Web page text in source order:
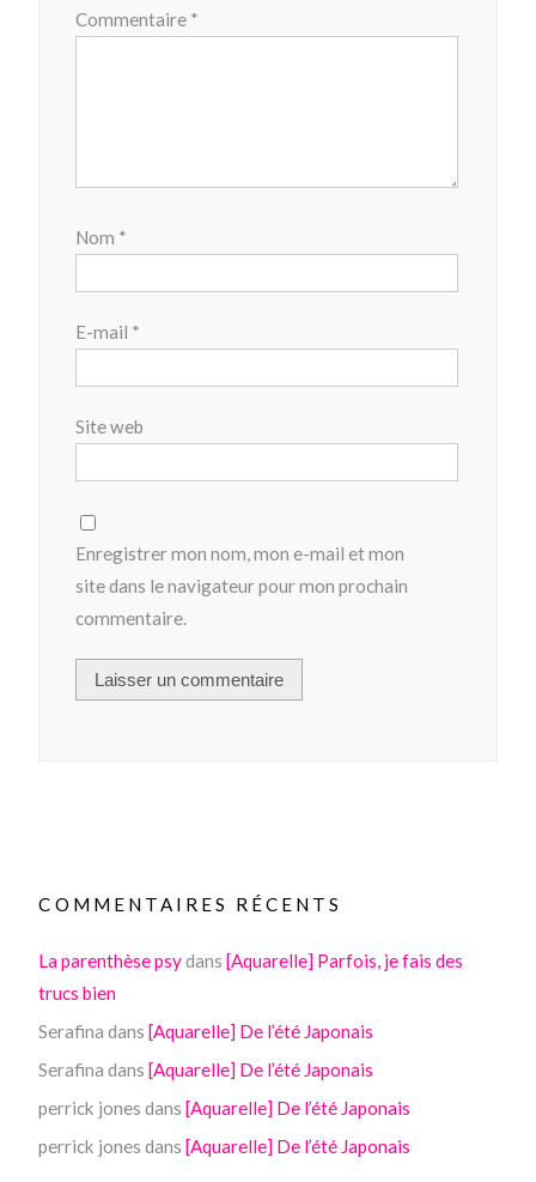
Commentaire *
Nom *
E-mail *
Site web
Enregistrer mon nom, mon e-mail et mon
site dans le navigateur pour mon prochain
commentaire.
COMMENTAIRES RÉCENTS
La parenthèse psydans[Aquarelle] Parfois, je fais des
trucs bien
Serafina dans[Aquarelle] De l’été Japonais
Serafina dans[Aquarelle] De l’été Japonais
perrick jones dans[Aquarelle] De l’été Japonais
perrick jones dans[Aquarelle] De l’été Japonais